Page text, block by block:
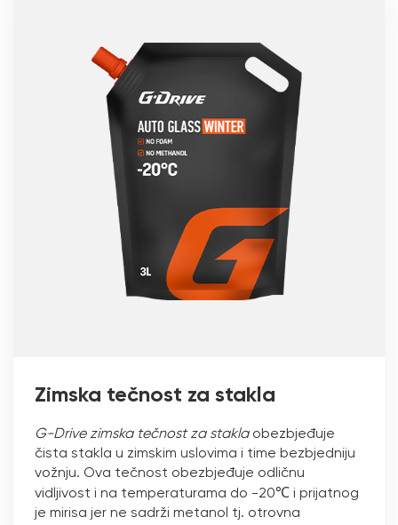
Zimska tečnost za stakla
G-Drive zimska tečnost za staklaobezbjeđuje
čista stakla u zimskim uslovima i time bezbjedniju
vožnju. Ova tečnost obezbjeđuje odličnu
vidljivost i na temperaturama do -20℃ i prijatnog
je mirisa jer ne sadrži metanol tj. otrovna